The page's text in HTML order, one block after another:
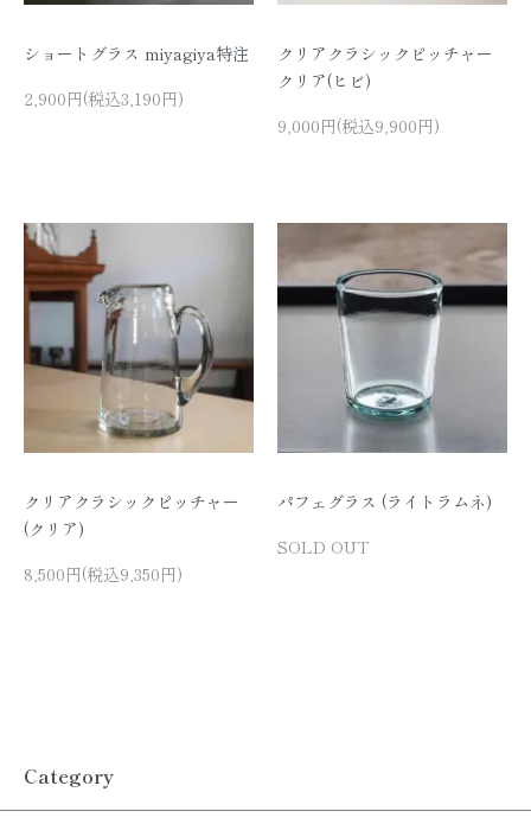
ショートグラス miyagiya特注
2,900円(税込3,190円)
クリアクラシックピッチャー
クリア(ヒビ)
9,000円(税込9,900円)
クリアクラシックピッチャー
(クリア)
8,500円(税込9,350円)
パフェグラス (ライトラムネ)
SOLD OUT
Category